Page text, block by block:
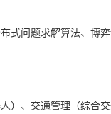
式问题求解算法、博
）、交通管理（综合